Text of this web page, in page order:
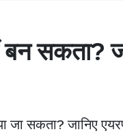
बन सकता?
जा सकता? जानिए